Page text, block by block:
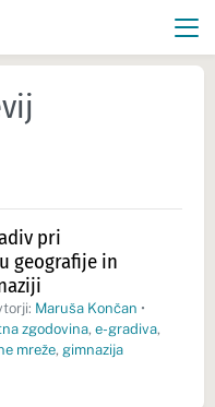
pri
geografije in
Maruša Končan •
zgodovina, e-gradiva,
mreže, gimnazija